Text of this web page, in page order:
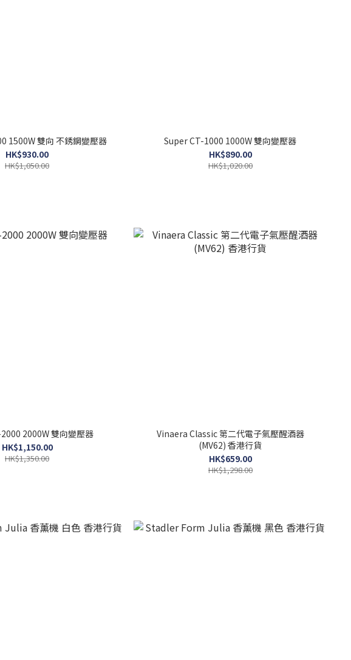
1500W 雙向 不銹鋼變壓器
HK$930.00
HK$1,050.00
Super CT-1000 1000W 雙向變壓器
HK$890.00
HK$1,020.00
2000W 雙向變壓器
HK$1,150.00
HK$1,350.00
Vinaera Classic 第二代電子氣壓醒酒器
(MV62) 香港行貨
HK$659.00
HK$1,298.00